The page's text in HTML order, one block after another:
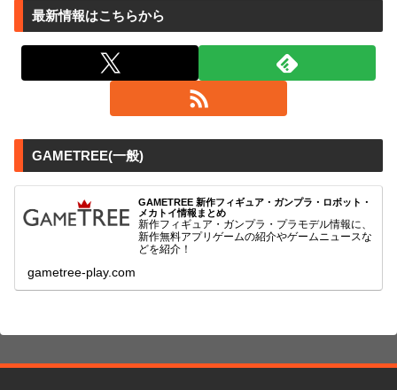
最新情報はこちらから
GAMETREE(一般)
GAMETREE 新作フィギュア・ガンプラ・ロボット・
メカトイ情報まとめ
新作フィギュア・ガンプラ・プラモデル情報に、
新作無料アプリゲームの紹介やゲームニュースな
どを紹介！
gametree-play.com